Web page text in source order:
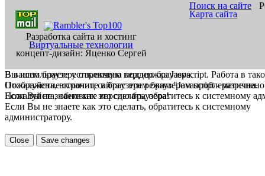
Разработка сайта и хостинг
Виртуальные технологии
концепт-дизайн: Яценко Сергей
Поиск на сайте
Карта сайта
В вашем браузере отключена поддержка Jasvscript. Работа в
Пожалуйста, включите в браузере режим "Javascript -
Если Вы не знаете как это сделать, обратитесь к системному
Вы используете устаревшую версию браузера.
Отображение страниц сайта с этим браузером проблематична.
Пожалуйста, обновите версию браузера!
Если Вы не знаете как это сделать, обратитесь к системному
администратору.
Close Save changes